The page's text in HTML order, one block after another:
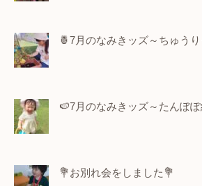
🍍7月のなみきッズ～ちゅう
🍉7月のなみきッズ～たんぽ
💐お別れ会をしました💐